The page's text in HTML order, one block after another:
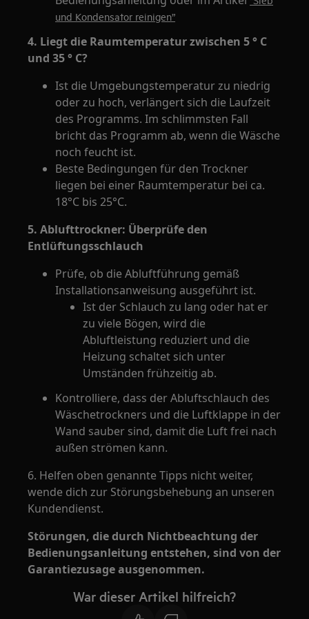
und Kondensator reinigen”
4. Liegt die Raumtemperatur zwischen 5 ° C
und 35 ° C?
Ist die Umgebungstemperatur zu niedrig
oder zu hoch, verlängert sich die Laufzeit
des Programms. Im schlimmsten Fall
bricht das Programm ab, wenn die Wäsche
noch feucht ist.
Beste Bedingungen für den Trockner
liegen bei einer Raumtemperatur bei ca.
18°C bis 25°C.
5. Ablufttrockner: Überprüfe den
Entlüftungsschlauch
Prüfe, ob die Abluftführung gemäß
Installationsanweisung ausgeführt ist.
Ist der Schlauch zu lang oder hat er
zu viele Bögen, wird die
Abluftleistung reduziert und die
Heizung schaltet sich unter
Umständen frühzeitig ab.
Kontrolliere, dass der Abluftschlauch des
Wäschetrockners und die Luftklappe in der
Wand sauber sind, damit die Luft frei nach
außen strömen kann.
6. Helfen oben genannte Tipps nicht weiter,
wende dich zur Störungsbehebung an unseren
Kundendienst.
Störungen, die durch Nichtbeachtung der
Bedienungsanleitung entstehen, sind von der
Garantiezusage ausgenommen.
War dieser Artikel hilfreich?